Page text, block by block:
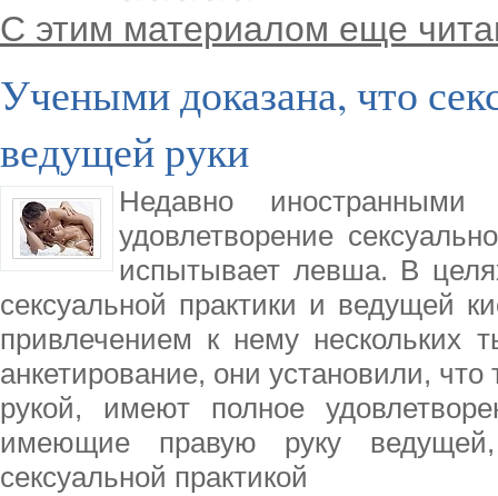
С этим материалом еще
Учеными доказана, что
ведущей руки
Недавно
удовлетворение
испытывает левша. В
сексуальной практики и ведущей
привлечением к нему нескольких
анкетирование, они установили,
рукой, имеют полное
имеющие правую руку
сексуальной практикой